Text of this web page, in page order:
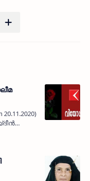
ഹേരൂർ
പുഡിയാറ